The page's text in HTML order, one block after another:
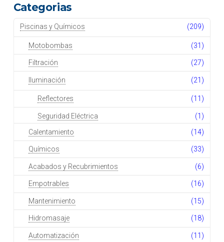
Categorias
Piscinas y Químicos (209)
Motobombas (31)
Filtración (27)
Iluminación (21)
Reflectores (11)
Seguridad Eléctrica
(1)
Calentamiento
(14)
Químicos (33)
Acabados y Recubrimientos (6)
Empotrables (16)
Mantenimiento (15)
Hidromasaje (18)
Automatización (11)